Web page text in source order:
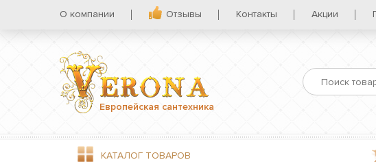
О компании Отзывы Контакты Акции
Европейская сантехника
КАТАЛОГ ТОВАРОВ